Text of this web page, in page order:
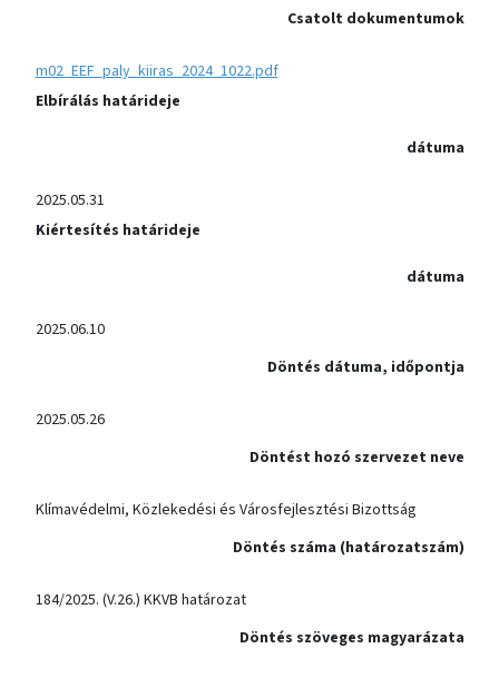
Csatolt dokumentumok
m02_EEF_paly_kiiras_2024_1022.pdf
Elbírálás határideje
dátuma
2025.05.31
Kiértesítés határideje
dátuma
2025.06.10
Döntés dátuma, időpontja
2025.05.26
Döntést hozó szervezet neve
Klímavédelmi, Közlekedési és Városfejlesztési Bizottság
Döntés száma (határozatszám)
184/2025. (V.26.) KKVB határozat
Döntés szöveges magyarázata